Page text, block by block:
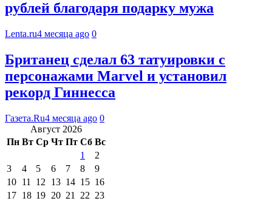
рублей благодаря подарку мужа
Lenta.ru4 месяца ago 0
Британец сделал 63 татуировки с
персонажами Marvel и установил
рекорд Гиннесса
Газета.Ru4 месяца ago 0
Август 2026
Пн Вт Ср Чт Пт Сб Вс
1
2
3
4 5 6 7 8
9
10 11 12 13 14 15 16
17 18 19 20 21 22 23